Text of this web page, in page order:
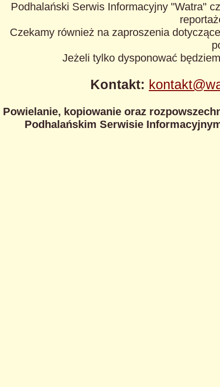
Podhalański Serwis Informacyjny "Watra"
Czekamy również na zaproszenia
Jeżeli tylko dysponować
Kontakt:
Powielanie, kopiowanie oraz
Podhalańskim Serwisie